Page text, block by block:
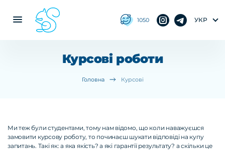
1050 УКР
Курсові роботи
Головна Курсові
Ми теж були студентами, тому нам відомо, що коли наважуєшся
замовити курсову роботу, то починаєш шукати відповіді на купу
запитань. Такі як: а яка якість? а які гарантії результату? а скільки це